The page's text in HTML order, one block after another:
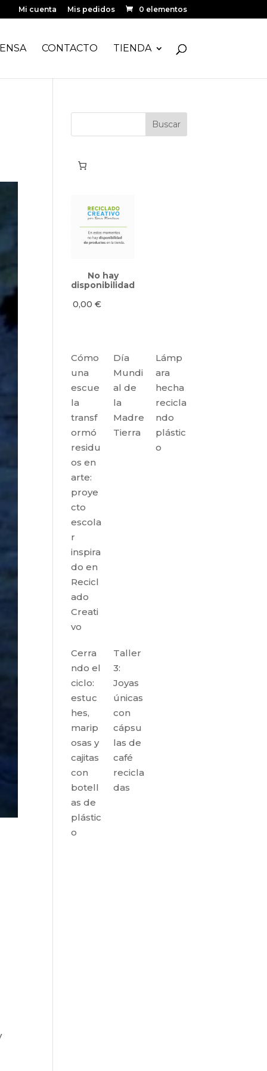
Mi cuenta Mis pedidos 0 elementos
CONTACTO TIENDA
No hay
disponibilidad
0,00€
Cómo
una
escue
la
transf
ormó
residu
os en
arte:
proye
cto
escola
r
inspira
do en
Recicl
ado
Creati
vo
Día
Mundi
al de
la
Madre
Tierra
Lámp
ara
hecha
recicla
ndo
plástic
o
Cerra
ndo el
ciclo:
estuc
hes,
marip
osas y
cajitas
con
botell
as de
plástic
o
Taller
3:
Joyas
únicas
con
cápsu
las de
café
recicla
das